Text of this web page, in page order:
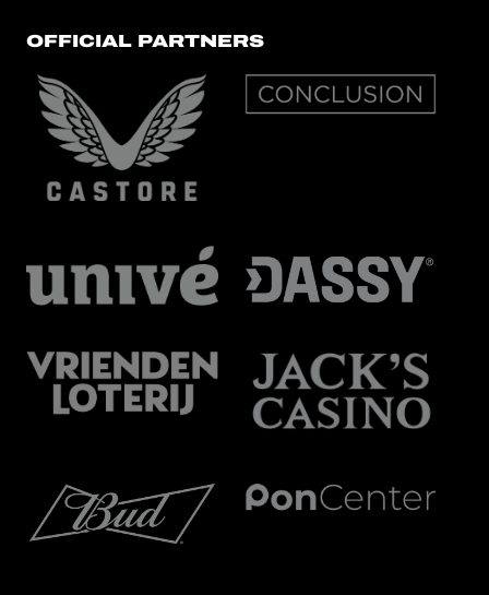
OFFICIAL PARTNERS